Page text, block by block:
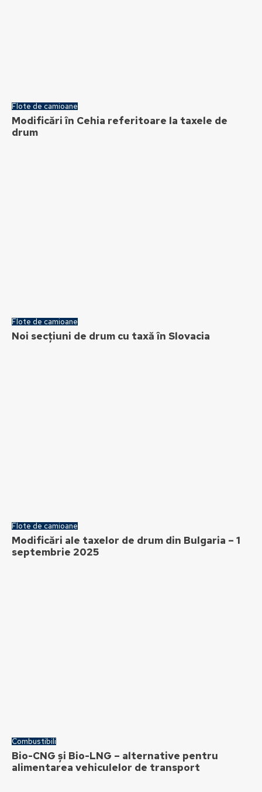
Flote de camioane
Modificări în Cehia referitoare la taxele de
drum
Flote de camioane
Noi secțiuni de drum cu taxă în Slovacia
Flote de camioane
Modificări ale taxelor de drum din Bulgaria – 1
septembrie 2025
Combustibili
Bio-CNG și Bio-LNG – alternative pentru
alimentarea vehiculelor de transport